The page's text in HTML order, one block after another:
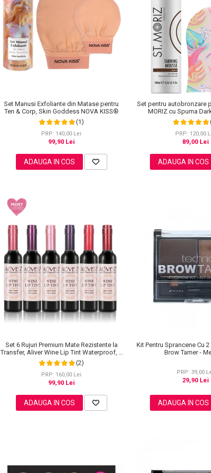
Set Manusi Exfoliante din Matase pentru
Ten & Corp, Skin Goddess NOVA KISS®
(1)
PRP: 140,00 Lei
99,90 Lei
ADAUGA IN COS
Set pentru autobronzare
MORIZ cu Spuma
Sunkissed,
PRP: 120,00
89,00 Lei
ADAUGA IN COS
Set 6 Rujuri Premium Mate Rezistente la
Transfer, Aliver Wine Lip Tint Waterproof, 7
g X 6 buc (2)
PRP: 160,00 Lei
99,90 Lei
ADAUGA IN COS
Kit Pentru Sprancene Cu
Brow Tamer -
PRP: 39,00
29,90 Lei
ADAUGA IN COS